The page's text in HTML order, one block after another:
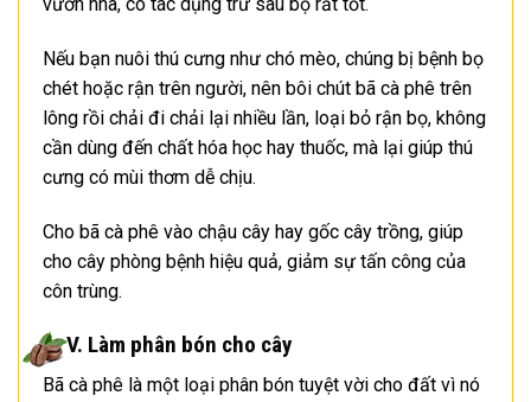
vườn nhà, có tác dụng trừ sâu bọ rất tốt.
Nếu bạn nuôi thú cưng như chó mèo, chúng bị bệnh bọ
chét hoặc rận trên người, nên bôi chút bã cà phê trên
lông rồi chải đi chải lại nhiều lần, loại bỏ rận bọ, không
cần dùng đến chất hóa học hay thuốc, mà lại giúp thú
cưng có mùi thơm dễ chịu.
Cho bã cà phê vào chậu cây hay gốc cây trồng, giúp
cho cây phòng bệnh hiệu quả, giảm sự tấn công của
côn trùng.
V. Làm phân bón cho cây
Bã cà phê là một loại phân bón tuyệt vời cho đất vì nó